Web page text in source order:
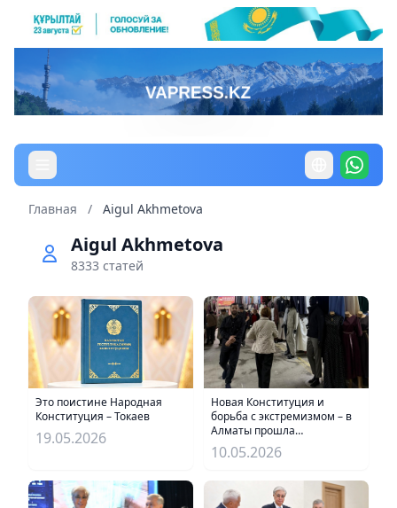
Главная / Aigul Akhmetova
Aigul Akhmetova
8333 статей
Это поистине Народная
Конституция – Токаев
19.05.2026
Новая Конституция и
борьба с экстремизмом – в
Алматы прошла
масштабная
разъяснительная акция
10.05.2026